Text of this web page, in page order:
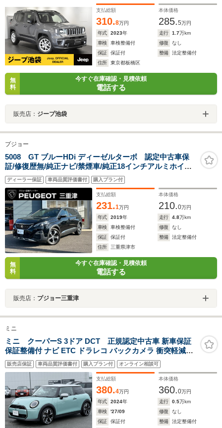
支払総額
310.8万円
本体価格
285.5万円
年式
2023年 走行 1.7万km
車検
車検整備付 修復
なし
保証
保証付 整備
法定整備付
住所
東京都板橋区
無
料
今すぐ在庫確認・見積依頼
電話する
販売店： ジープ池袋
プジョー
5008 GT ブルーHDi ディーゼルターボ 認定中古車保
証/修復歴無/純正ナビ/禁煙車/純正18インチアルミホイー
ル/ETC/コントロール/LEDヘッドライト/バックモニター/
ブラインドスポットモニター/ルーフレール
ディーラー保証 車両品質評価書付 購入プラン付
支払総額
231.1万円
本体価格
210.0万円
年式
2019年 走行 4.8万km
車検
車検整備付 修復
なし
保証
保証付 整備
法定整備付
住所
三重県津市
無
料
今すぐ在庫確認・見積依頼
電話する
販売店： プジョー三重津
ミニ
ミニ クーパーS 3ドア DCT 正規認定中古車 新車保証
保証整備付 ナビ ETC ドラレコ バックカメラ 衝突軽減ブ
レーキ アイドリングストップ 障害物ソナー 車線キープ A
クルコン
販売店保証 車両品質評価書付 購入プラン付 オンライン相談可
支払総額
380.4万円
本体価格
360.0万円
年式
2024年 走行 0.5万km
車検
'27/09 修復
なし
保証
保証付 整備
法定整備付